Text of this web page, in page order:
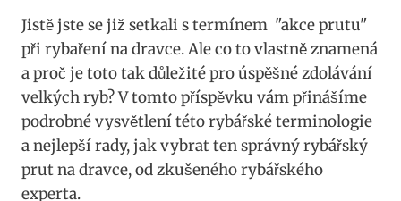
Jistě jste se ‍již setkali s termínem ‌ "akce prutu"
při rybaření na⁤ dravce. Ale co to ​vlastně znamená
⁢a proč je toto ⁢tak důležité⁢ pro úspěšné zdolávání
velkých ryb? V ​tomto příspěvku vám ⁢přinášíme‍
podrobné vysvětlení této ⁣rybářské⁤ terminologie
a nejlepší rady, jak vybrat‌ ten správný rybářský
prut⁤ na dravce, od zkušeného ⁤rybářského‍
experta.